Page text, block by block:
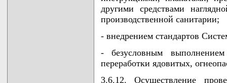
другими средствами
производственной санитарии;
- внедрением стандартов
- безусловным
переработки ядовитых,
3.6.12. Осуществление